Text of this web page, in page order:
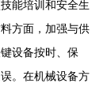
能培训和安全生
方面，加强与供
设备按时、保
。在机械设备方